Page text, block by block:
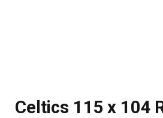
Celtics 115 x 104